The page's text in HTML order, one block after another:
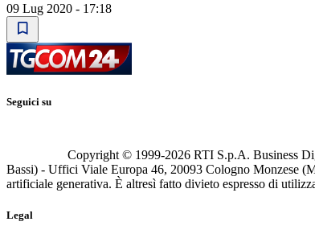
09 Lug 2020 - 17:18
Seguici su
Copyright © 1999-2026 RTI S.p.A. Business
Bassi) - Uffici Viale Europa 46, 20093 Cologno Monzese
artificiale generativa. È altresì fatto divieto espresso di
Legal